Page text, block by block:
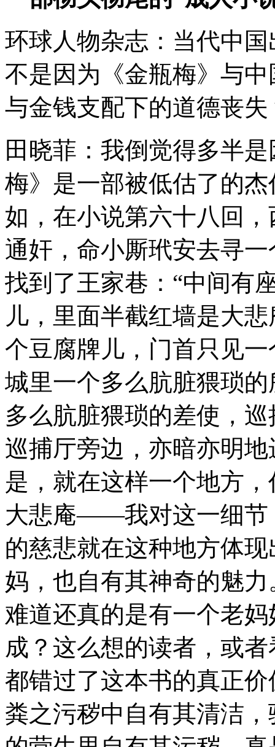
环球人物杂志：当代中
不是因为《金瓶梅》与
与金钱支配下的道德丧失
田晓菲：我倒觉得多半
梅》是一部被低估了的
如，在小说第六十八回
通奸，命小厮玳安去寻
找到了王家巷：“中间有
儿，里面半截红墙是大
个豆腐牌儿，门首只见
城里一个多么肮脏猥琐
多么肮脏猥琐的差使，
巡捕厅旁边，亦暗亦明
是，就在这样一个地方
大悲庵——我对这一细节
的慈悲就在这种地方体
妈，也自有其神奇的魅
难道还真的是有一个老
成？这么想的读者，或
都错过了这本书的真正
粪之污秽中自有其清洁